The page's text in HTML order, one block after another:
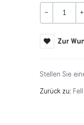
Zur
Stellen Sie
Zurück zu: